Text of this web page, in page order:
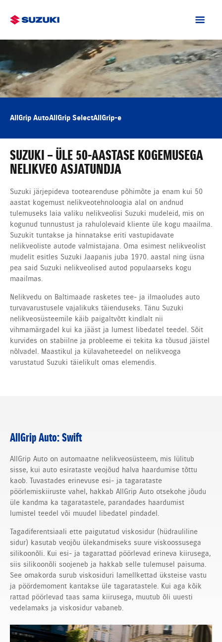
AllGrip AutoAllGrip SelectAllGrip-e
SUZUKI – ÜLE 50-AASTASE KOGEMUSEGA
NELIKVEO ASJATUNDJA
Suzuki järjepideva tootearenduse põhimõte ja enam kui 50
aastat kogemust nelikveotehnoloogia alal on andnud
tulemuseks laia valiku nelikveolisi Suzuki mudeleid, mis on
kogunud tunnustust ja rahulolevaid kliente üle kogu maailma.
Suzukit tuntakse ja hinnatakse eriti vastupidavate
nelikveoliste autode valmistajana. Oma esimest nelikveolist
mudelit esitles Suzuki Jaapanis juba 1970. aastal ning üsna
pea said Suzuki nelikveolised autod populaarseks kogu
maailmas.
Nelikvedu on Baltimaade rasketes tee- ja ilmaoludes auto
turvavarustusele vajalikuks täienduseks. Tänu Suzuki
nelikveosüsteemile käib paigaltvõtt kindlalt nii
vihmamärgadel kui ka jääst ja lumest libedatel teedel. Sõit
kurvides on stabiilne ja probleeme ei tekita ka tõusud jäistel
nõlvadel. Maastikul ja külavaheteedel on nelikveoga
varustatud Suzuki täielikult omas elemendis.
AllGrip Auto: Swift
AllGrip Auto on automaatne nelikveosüsteem, mis lülitub
sisse, kui auto esirataste veojõud halva haardumise tõttu
kaob. Tuvastades erinevuse esi- ja tagarataste
pöörlemiskiiruste vahel, hakkab AllGrip Auto otsekohe jõudu
üle kandma ka tagaratastele, parandades haardumist
lumistel teedel või muudel libedatel pindadel.
Tagadiferentsiaali ette paigutatud viskosidur (hüdrauliline
sidur) kasutab veojõu ülekandmiseks suure viskoossusega
silikoonõli. Kui esi- ja tagarattad pöörlevad erineva kiirusega,
siis silikoonõli soojeneb ja hakkab selle tulemusel paisuma.
See omakorda surub viskosiduri lamellkettad üksteise vastu
ja pöördemoment kantakse üle tagaratastele. Kui aga kõik
rattad pöörlevad taas sama kiirusega, muutub õli uuesti
vedelamaks ja viskosidur vabaneb.